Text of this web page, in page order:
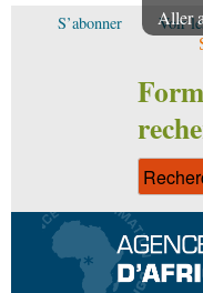
Aller
S’abonner Voir